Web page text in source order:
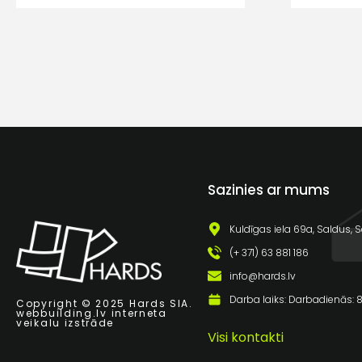
Copyright © 2025 Hards SIA.
webbuilding.lv interneta
veikalu izstrāde
Sazinies ar mums
Kuldīgas iela 69a, Saldus,
(+ 371) 63 881 186
info@hards.lv
Darba laiks: Darbadienās:
Visi kontakti